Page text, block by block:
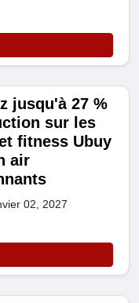
jusqu'à 27 %
sur les
fitness Ubuy
air
02, 2027